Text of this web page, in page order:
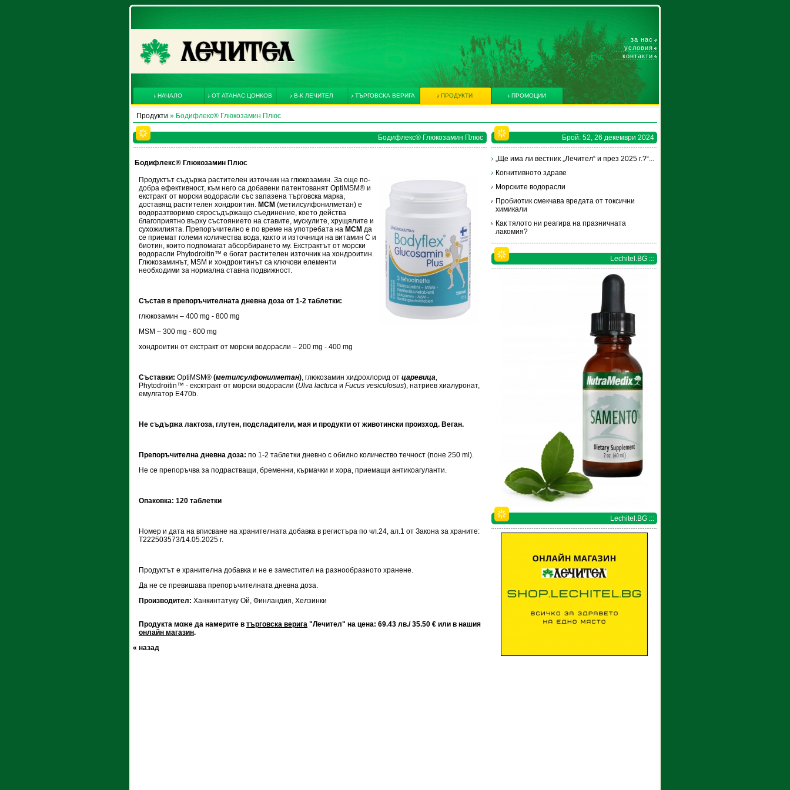
за нас
условия
контакти
НАЧАЛО ОТ АТАНАС ЦОНКОВ В-К ЛЕЧИТЕЛ ТЪРГОВСКА ВЕРИГА ПРОДУКТИ ПРОМОЦИИ
Продукти » Бодифлекс® Глюкозамин Плюс
Бодифлекс® Глюкозамин Плюс
Бодифлекс® Глюкозамин Плюс
Продуктът съдържа растителен източник на глюкозамин. За още по-
добра ефективност, към него са добавени патентованят OptiMSM® и
екстракт от морски водорасли със запазена търговска марка,
доставящ растителен хондроитин. МСМ (метилсулфонилметан) е
водоразтворимо сяросъдържащо съединение, което действа
благоприятно върху състоянието на ставите, мускулите, хрущялите и
сухожилията. Препоръчително е по време на употребата на МСМ да
се приемат големи количества вода, както и източници на витамин С и
биотин, които подпомагат абсорбирането му. Екстрактът от морски
водорасли Phytodroitin™ е богат растителен източник на хондроитин.
Глюкозаминът, MSM и хондроитинът са ключови елементи
необходими за нормална ставна подвижност.
Състав в препоръчителната дневна доза от 1-2 таблетки:
глюкозамин – 400 mg - 800 mg
МSМ – 300 mg - 600 mg
хондроитин от екстракт от морски водорасли – 200 mg - 400 mg
Съставки: OptiMSM® (метилсулфонилметан), глюкозамин хидрохлорид от царевица,
Phytodroitin™ - ексктракт от морски водорасли (Ulva lactuca и Fucus vesiculosus), натриев хиалуронат,
емулгатор Е470b.
Не съдържа лактоза, глутен, подсладители, мая и продукти от животински произход. Веган.
Препоръчителна дневна доза: по 1-2 таблетки дневно с обилно количество течност (поне 250 ml).
Не се препоръчва за подрастващи, бременни, кърмачки и хора, приемащи антикоагуланти.
Опаковка: 120 таблетки
Номер и дата на вписване на хранителната добавка в регистъра по чл.24, ал.1 от Закона за храните:
Т222503573/14.05.2025 г.
Продуктът е хранителна добавка и не е заместител на разнообразното хранене.
Да не се превишава препоръчителната дневна доза.
Производител: Ханкинтатуку Oй, Финландия, Хелзинки
Продукта може да намерите в търговска верига "Лечител" на цена: 69.43 лв./ 35.50 € или в нашия
онлайн магазин.
« назад
Брой: 52, 26 декември 2024
„Ще има ли вестник „Лечител“ и през 2025 г.?“...
Когнитивното здраве
Морските водорасли
Пробиотик смекчава вредата от токсични
химикали
Как тялото ни реагира на празничната
лакомия?
Lechitel.BG :::
Lechitel.BG :::